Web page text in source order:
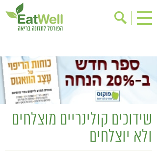
בישול בריא
אינדקס עסקים
ריפוי ומניעת מחלות
בריאות האישה
מתכוני בריאות
אירועים
שינוי תזונתי
גישות בתזונה
שידוכים קולינריים מוצלחים
ולא יוצלחים